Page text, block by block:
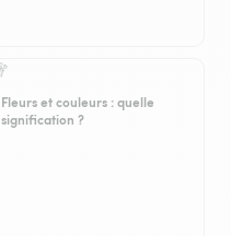
Fleurs et couleurs : quelle
signification ?